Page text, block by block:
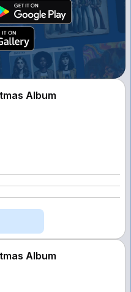
Album
Album